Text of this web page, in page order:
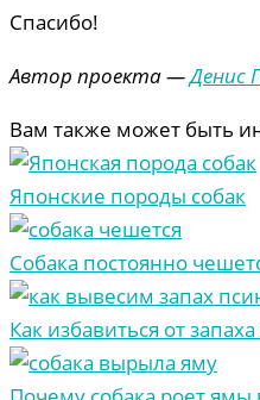
Спасибо!
Автор проекта —Денис
Вам также может быть
Японские породы собак
Собака постоянно
Как избавиться от